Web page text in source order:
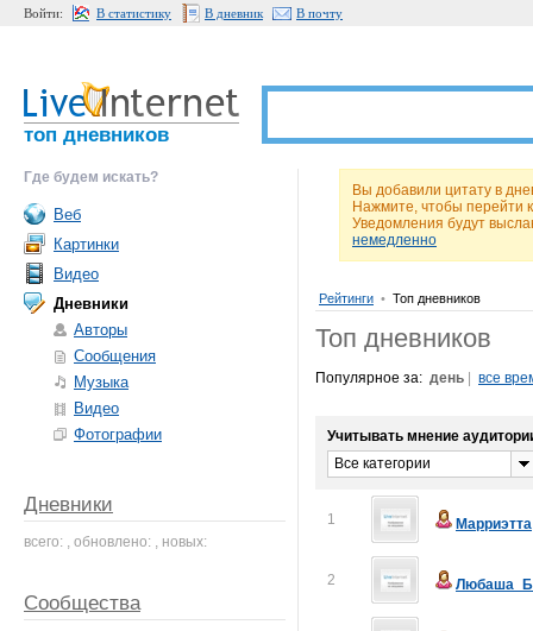
Войти: В статистику В дневник В почту
топ дневников
Вы добавили цитату в
Нажмите, чтобы перейти
Уведомления будут
немедленно
Рейтинги • Топ дневников
Топ дневников
Популярное за: день все
Учитывать мнение
Все категории
1 Марриэтта
2
Где будем искать?
Веб
Картинки
Видео
Дневники
Авторы
Сообщения
Музыка
Видео
Фотографии
Дневники
всего: , обновлено: , новых:
Сообщества